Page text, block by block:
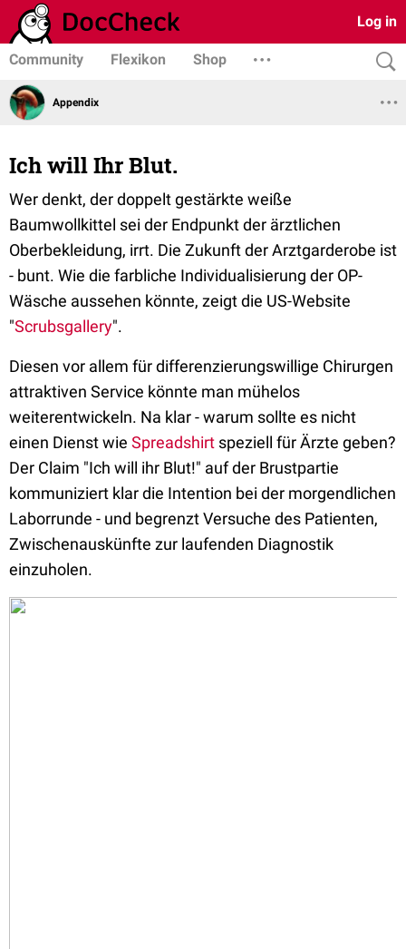
Log in
Community Flexikon Shop
Appendix
Ich will Ihr Blut.
Wer denkt, der doppelt gestärkte weiße
Baumwollkittel sei der Endpunkt der ärztlichen
Oberbekleidung, irrt. Die Zukunft der Arztgarderobe ist
- bunt. Wie die farbliche Individualisierung der OP-
Wäsche aussehen könnte, zeigt die US-Website
"Scrubsgallery".
Diesen vor allem für differenzierungswillige Chirurgen
attraktiven Service könnte man mühelos
weiterentwickeln. Na klar - warum sollte es nicht
einen Dienst wie Spreadshirt speziell für Ärzte geben?
Der Claim "Ich will ihr Blut!" auf der Brustpartie
kommuniziert klar die Intention bei der morgendlichen
Laborrunde - und begrenzt Versuche des Patienten,
Zwischenauskünfte zur laufenden Diagnostik
einzuholen.